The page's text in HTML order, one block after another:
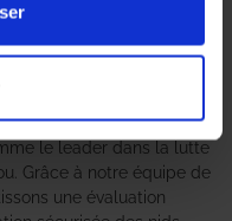
un danger réel pour la
piqûres douloureuses et
de nid de guêpes et
rapide et efficace.
le leader dans la lutte
Grâce à notre équipe de
une évaluation